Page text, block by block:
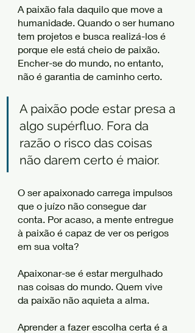
A paixão fala daquilo que move a
humanidade. Quando o ser humano
tem projetos e busca realizá-los é
porque ele está cheio de paixão.
Encher-se do mundo, no entanto,
não é garantia de caminho certo.
A paixão pode estar presa a
algo supérfluo. Fora da
razão o risco das coisas
não darem certo é maior.
O ser apaixonado carrega impulsos
que o juízo não consegue dar
conta. Por acaso, a mente entregue
à paixão é capaz de ver os perigos
em sua volta?
Apaixonar-se é estar mergulhado
nas coisas do mundo. Quem vive
da paixão não aquieta a alma.
Aprender a fazer escolha certa é a